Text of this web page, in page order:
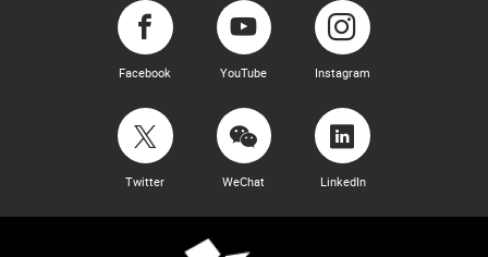
Facebook YouTube Instagram
Twitter WeChat LinkedIn